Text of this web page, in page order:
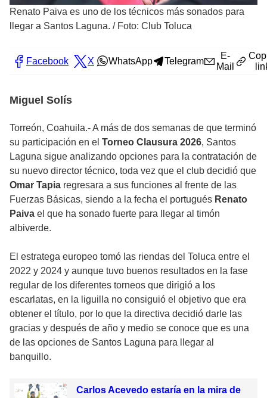
Renato Paiva es uno de los técnicos más sonados para
llegar a Santos Laguna. / Foto: Club Toluca
Facebook X WhatsApp Telegram
E-
Mail
Miguel Solís
Torreón, Coahuila.- A más de dos semanas de que terminó
su participación en el Torneo Clausura 2026, Santos
Laguna sigue analizando opciones para la contratación de
su nuevo director técnico, toda vez que el club decidió que
Omar Tapia regresara a sus funciones al frente de las
Fuerzas Básicas, siendo a la fecha el portugués Renato
Paiva el que ha sonado fuerte para llegar al timón
albiverde.
El estratega europeo tomó las riendas del Toluca entre el
2022 y 2024 y aunque tuvo buenos resultados en la fase
regular de los diferentes torneos que dirigió a los
escarlatas, en la liguilla no consiguió el objetivo que era
obtener el título, por lo que la directiva decidió darle las
gracias y después de año y medio se conoce que es una
de las opciones de Santos Laguna para llegar al
banquillo.
Carlos Acevedo estaría en la mira de